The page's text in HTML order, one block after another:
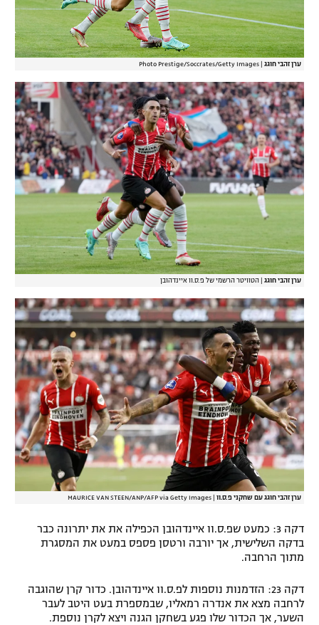
ערן זהבי חוגג Photo Prestige/Soccrates/Getty Images
ערן זהבי חוגג הטוויטר הרשמי של פ.ס.וו איינדהובן
ערן זהבי חוגג עם שחקני פ.ס.וו MAURICE VAN STEEN/ANP/AFP via Getty Images
דקה 3: כמעט שפ.ס.וו איינדהובן הכפילה את את יתרונה כבר
בדקה השלישית, אך יורבה ורטסן פספס במעט את המסגרת
מתוך הרחבה.
דקה 23: הזדמנות נוספות לפ.ס.וו איינדהובן. כדור קרן שהוגבה
לרחבה מצא את אנדרה רמאליו, שבמספרת בעט היטב לעבר
השער, אך הכדור שלו פגע בשחקן הגנה ויצא לקרן נוספת.